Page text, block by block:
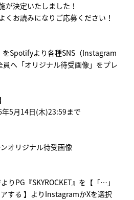
が決定いたしました！
くお読みになりご応募ください！
をSpotifyより各種SNS（Instagram
員へ「オリジナル待受画像」をプレ
5月14日(木)23:59まで
オリジナル待受画像
りPG『SKYROCKET』を【「…」
する 】よりInstagramかXを選択